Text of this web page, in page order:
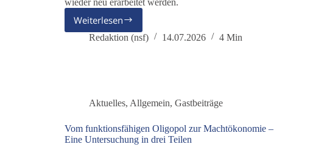
Weiterlesen
Warum
sich
verändern
Redaktion (nsf) 14.07.2026 4 Min
Aktuelles, Allgemein,Gastbeiträge
Vom funktionsfähigen Oligopol zur Machtökonomie –
Eine Untersuchung in drei Teilen